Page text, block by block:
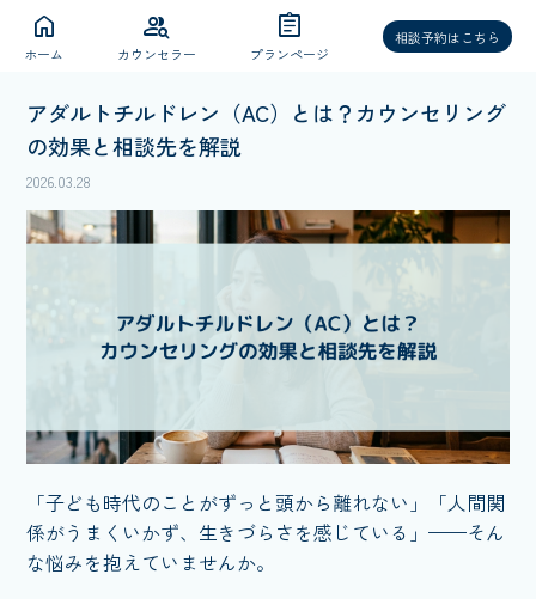
home
ホーム
group_search
カウンセラー
assignment
プランページ
相談予約はこちら
アダルトチルドレン（AC）とは？カウンセリング
の効果と相談先を解説
2026.03.28
「子ども時代のことがずっと頭から離れない」「人間関
係がうまくいかず、生きづらさを感じている」——そん
な悩みを抱えていませんか。